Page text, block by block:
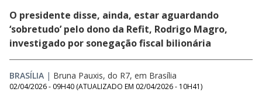
O presidente disse, ainda, estar aguardando
‘sobretudo’ pelo dono da Refit, Rodrigo Magro,
investigado por sonegação fiscal bilionária
BRASÍLIA | Bruna Pauxis, do R7, em Brasília
02/04/2026 - 09H40 (ATUALIZADO EM 02/04/2026 - 10H41)